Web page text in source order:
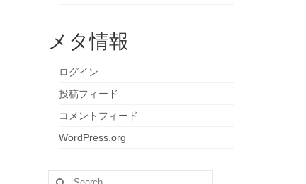
メタ情報
ログイン
投稿フィード
コメントフィード
WordPress.org
Search